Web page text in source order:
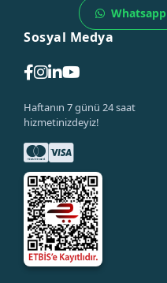
Whatsapp
Sosyal Medya
Haftanın 7 günü 24 saat
hizmetinizdeyiz!